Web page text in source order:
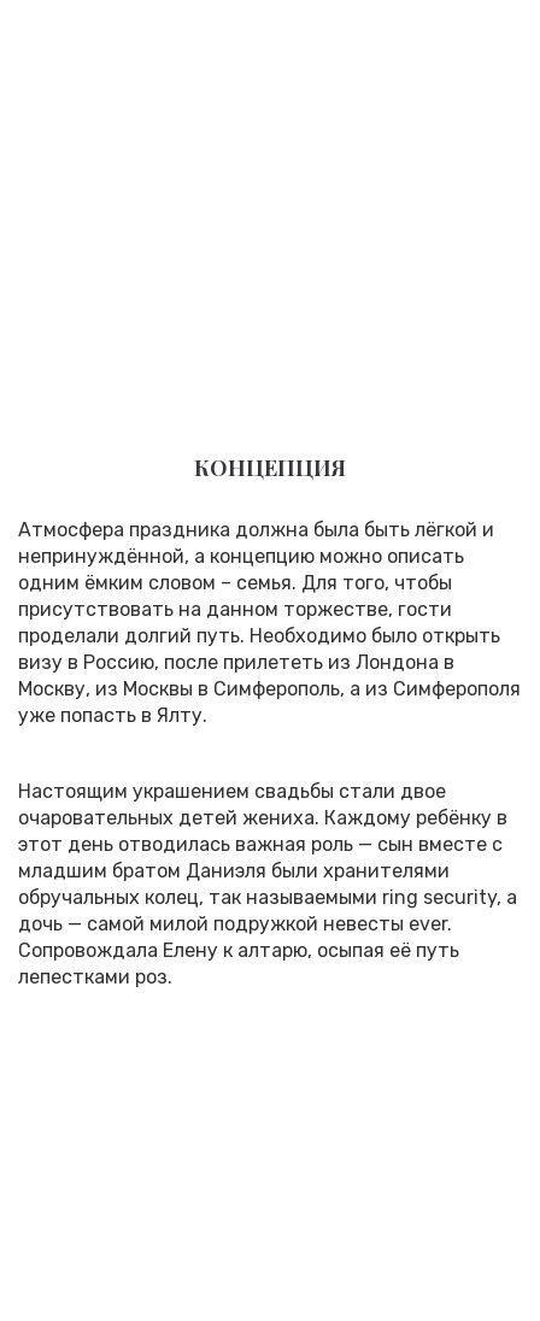
КОНЦЕПЦИЯ
Атмосфера праздника должна была быть лёгкой и
непринуждённой, а концепцию можно описать
одним ёмким словом – семья. Для того, чтобы
присутствовать на данном торжестве, гости
проделали долгий путь. Необходимо было открыть
визу в Россию, после прилететь из Лондона в
Москву, из Москвы в Симферополь, а из Симферополя
уже попасть в Ялту.
Настоящим украшением свадьбы стали двое
очаровательных детей жениха. Каждому ребёнку в
этот день отводилась важная роль — сын вместе с
младшим братом Даниэля были хранителями
обручальных колец, так называемыми ring security, а
дочь — самой милой подружкой невесты ever.
Сопровождала Елену к алтарю, осыпая её путь
лепестками роз.